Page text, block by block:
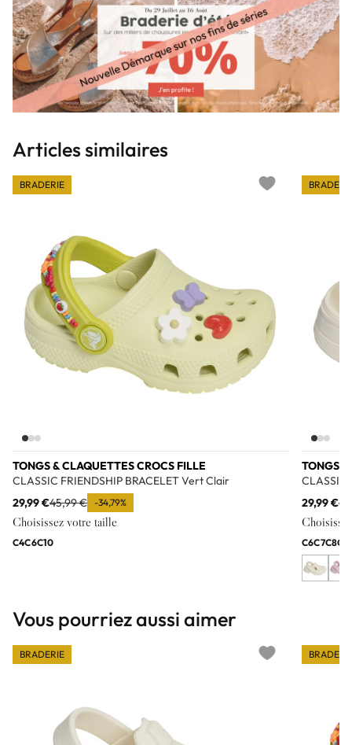
Articles similaires
TONGS & CLAQUETTES CROCS FILLE
CLASSIC FRIENDSHIP BRACELET Vert Clair
29,99 €45,99 € -34,79%
Choisissez votre taille
C4C6C10
BRADERIE
TONGS
CLASSIC
29,99 €
C6C7C8C9
Vous pourriez aussi aimer
BRADERIE